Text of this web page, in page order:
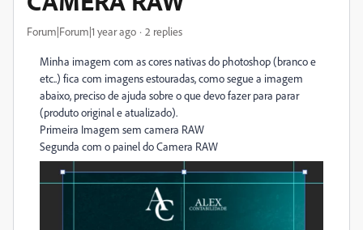
Forum|Forum|1 year ago 2 replies
Minha imagem com as cores nativas do photoshop (branco e
etc..) fica com imagens estouradas, como segue a imagem
abaixo, preciso de ajuda sobre o que devo fazer para parar
(produto original e atualizado).
Primeira Imagem sem camera RAW
Segunda com o painel do Camera RAW